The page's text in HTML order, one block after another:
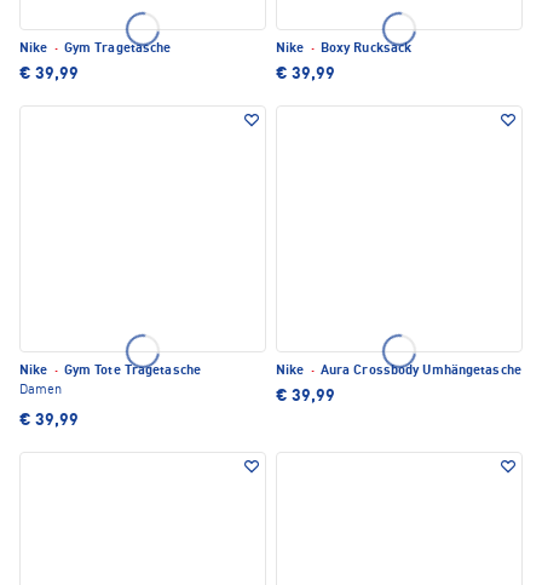
Nike · Gym Tragetasche
€ 39,99
Nike · Boxy Rucksack
€ 39,99
Nike · Gym Tote Tragetasche
Damen
€ 39,99
Nike · Aura Crossbody Umhängetasche
€ 39,99